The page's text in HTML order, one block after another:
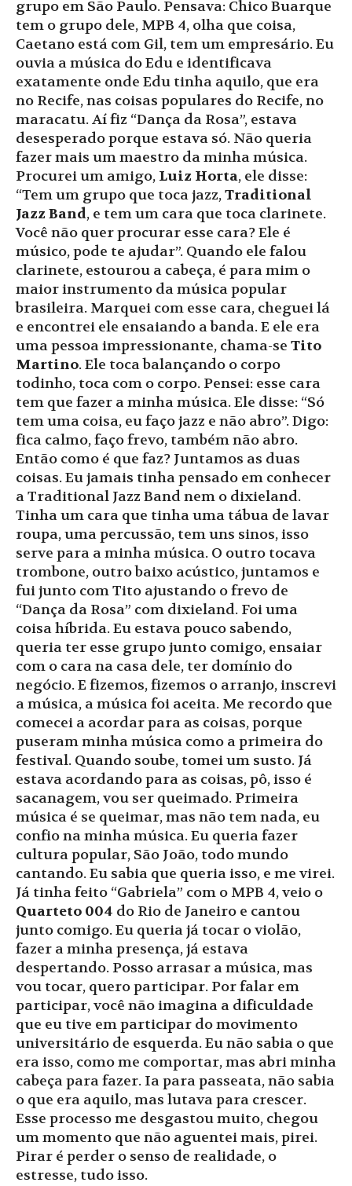
grupo em São Paulo. Pensava: Chico Buarque
tem o grupo dele, MPB 4, olha que coisa,
Caetano está com Gil, tem um empresário. Eu
ouvia a música do Edu e identificava
exatamente onde Edu tinha aquilo, que era
no Recife, nas coisas populares do Recife, no
maracatu. Aí fiz “Dança da Rosa”, estava
desesperado porque estava só. Não queria
fazer mais um maestro da minha música.
Procurei um amigo, Luiz Horta, ele disse:
“Tem um grupo que toca jazz,Traditional
Jazz Band, e tem um cara que toca clarinete.
Você não quer procurar esse cara? Ele é
músico, pode te ajudar”. Quando ele falou
clarinete, estourou a cabeça, é para mim o
maior instrumento da música popular
brasileira. Marquei com esse cara, cheguei lá
e encontrei ele ensaiando a banda. E ele era
uma pessoa impressionante, chama-se Tito
Martino. Ele toca balançando o corpo
todinho, toca com o corpo. Pensei: esse cara
tem que fazer a minha música. Ele disse: “Só
tem uma coisa, eu faço jazz e não abro”. Digo:
fica calmo, faço frevo, também não abro.
Então como é que faz? Juntamos as duas
coisas. Eu jamais tinha pensado em conhecer
a Traditional Jazz Band nem o dixieland.
Tinha um cara que tinha uma tábua de lavar
roupa, uma percussão, tem uns sinos, isso
serve para a minha música. O outro tocava
trombone, outro baixo acústico, juntamos e
fui junto com Tito ajustando o frevo de
“Dança da Rosa” com dixieland. Foi uma
coisa híbrida. Eu estava pouco sabendo,
queria ter esse grupo junto comigo, ensaiar
com o cara na casa dele, ter domínio do
negócio. E fizemos, fizemos o arranjo, inscrevi
a música, a música foi aceita. Me recordo que
comecei a acordar para as coisas, porque
puseram minha música como a primeira do
festival. Quando soube, tomei um susto. Já
estava acordando para as coisas, pô, isso é
sacanagem, vou ser queimado. Primeira
música é se queimar, mas não tem nada, eu
confio na minha música. Eu queria fazer
cultura popular, São João, todo mundo
cantando. Eu sabia que queria isso, e me virei.
Já tinha feito “Gabriela” com o MPB 4, veio o
Quarteto 004 do Rio de Janeiro e cantou
junto comigo. Eu queria já tocar o violão,
fazer a minha presença, já estava
despertando. Posso arrasar a música, mas
vou tocar, quero participar. Por falar em
participar, você não imagina a dificuldade
que eu tive em participar do movimento
universitário de esquerda. Eu não sabia o que
era isso, como me comportar, mas abri minha
cabeça para fazer. Ia para passeata, não sabia
o que era aquilo, mas lutava para crescer.
Esse processo me desgastou muito, chegou
um momento que não aguentei mais, pirei.
Pirar é perder o senso de realidade, o
estresse, tudo isso.